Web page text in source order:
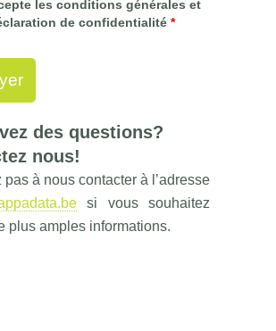
les conditions générales et
de confidentialité *
des questions?
nous!
pas à nous contacter à l’adresse
si vous souhaitez
plus amples informations.